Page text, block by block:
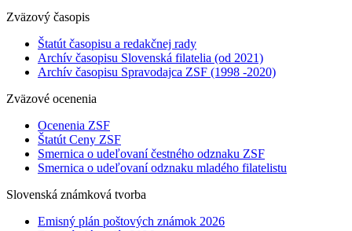
Zväzový časopis
Štatút časopisu a redakčnej rady
Archív časopisu Slovenská filatelia (od 2021)
Archív časopisu Spravodajca ZSF (1998 -2020)
Zväzové ocenenia
Ocenenia ZSF
Štatút Ceny ZSF
Smernica o udeľovaní čestného odznaku ZSF
Smernica o udeľovaní odznaku mladého filatelistu
Slovenská známková tvorba
Emisný plán poštových známok 2026